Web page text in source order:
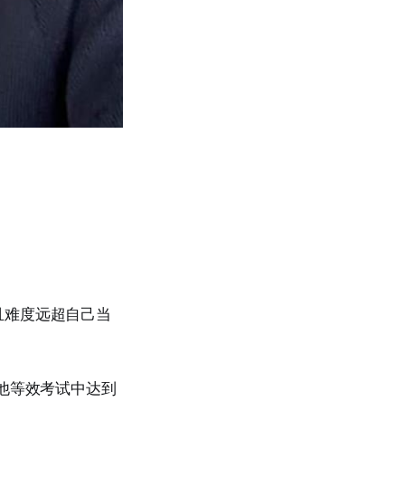
度远超自己当
等效考试中达到